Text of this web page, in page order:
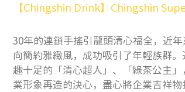
【Chingshin Drink】Chingshin
30年的連鎖手搖引龍頭清心福全，近
向簡約雅緻風，成功吸引了年輕族群
趣十足的「清心超人」、「綠茶公主
業形象再造的決心，盡心將企業吉祥